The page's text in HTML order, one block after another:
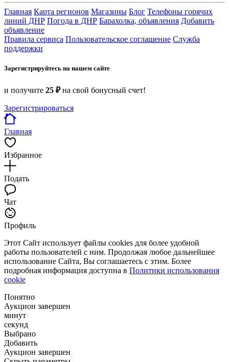
Главная Карта регионов Магазины Блог Телефоны горячих
линий ДНР Погода в ДНР Барахолка, объявления Добавить
объявление
Правила сервиса Пользовательское соглашение Служба
поддержки
Зарегистрируйтесь на нашем сайте
и получите 25 ₽на свой бонусный счет!
Зарегистрироваться
Главная
Избранное
Подать
Чат
Профиль
Этот Сайт использует файлы cookies для более удобной
работы пользователей с ним. Продолжая любое дальнейшее
использование Сайта, Вы соглашаетесь с этим. Более
подробная информация доступна в Политики использования
cookie
Понятно
Аукцион завершен
минут
секунд
Выбрано
Добавить
Аукцион завершен